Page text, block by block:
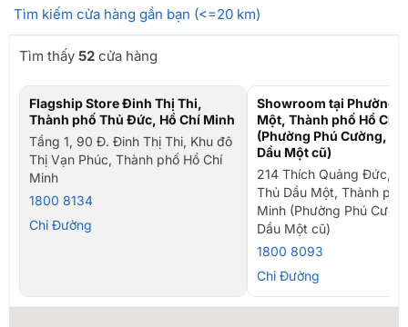
Tìm kiếm cửa hàng gần bạn (<=20 km)
Tìm thấy 52 cửa hàng
Flagship Store Đinh Thị Thi,
Thành phố Thủ Đức, Hồ Chí Minh
Tầng 1, 90 Đ. Đinh Thị Thi, Khu đô
Thị Vạn Phúc, Thành phố Hồ Chí
Minh
1800 8134
Chỉ Đường
Showroom tại Phường
Một, Thành phố Hồ Chí
(Phường Phú Cường,
Dầu Một cũ)
214 Thích Quảng Đức,
Thủ Dầu Một, Thành phố
Minh (Phường Phú
Dầu Một cũ)
1800 8093
Chỉ Đường